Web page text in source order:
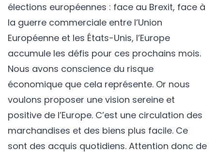
élections européennes : face au Brexit, face à
la guerre commerciale entre l’Union
Européenne et les États-Unis, l’Europe
accumule les défis pour ces prochains mois.
Nous avons conscience du risque
économique que cela représente. Or nous
voulons proposer une vision sereine et
positive de l’Europe. C’est une circulation des
marchandises et des biens plus facile. Ce
sont des acquis quotidiens. Attention donc de